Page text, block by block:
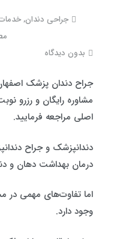
جراحی دندان,
بدون دیدگاه
جراح دندان پزشک
مشاوره رایگان و رزرو
اصلی مراجعه فرمایید.
دندانپزشک و جراح
درمان بهداشت دهان و
اما تفاوت‌های مهمی
وجود دارد.